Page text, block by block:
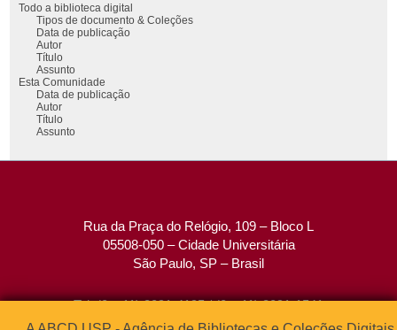
Todo a biblioteca digital
Tipos de documento & Coleções
Data de publicação
Autor
Título
Assunto
Esta Comunidade
Data de publicação
Autor
Título
Assunto
Rua da Praça do Relógio, 109 – Bloco L
05508-050 – Cidade Universitária
São Paulo, SP – Brasil
Tel: (0xx11) 3091-4195 / (0xx11) 3091-1541
Fax: (0xx11) 3091-1567